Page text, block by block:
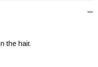
the hair.